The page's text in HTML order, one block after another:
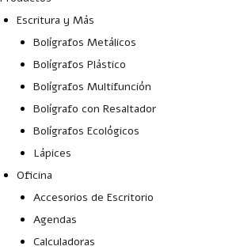
Escritura y Más
Bolígrafos Metálicos
Bolígrafos Plástico
Bolígrafos Multifunción
Bolígrafo con Resaltador
Bolígrafos Ecológicos
Lápices
Oficina
Accesorios de Escritorio
Agendas
Calculadoras